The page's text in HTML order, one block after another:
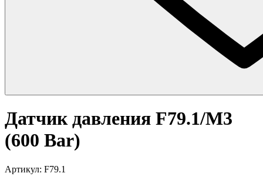
Датчик давления F79.1/M3
(600 Bar)
Артикул: F79.1